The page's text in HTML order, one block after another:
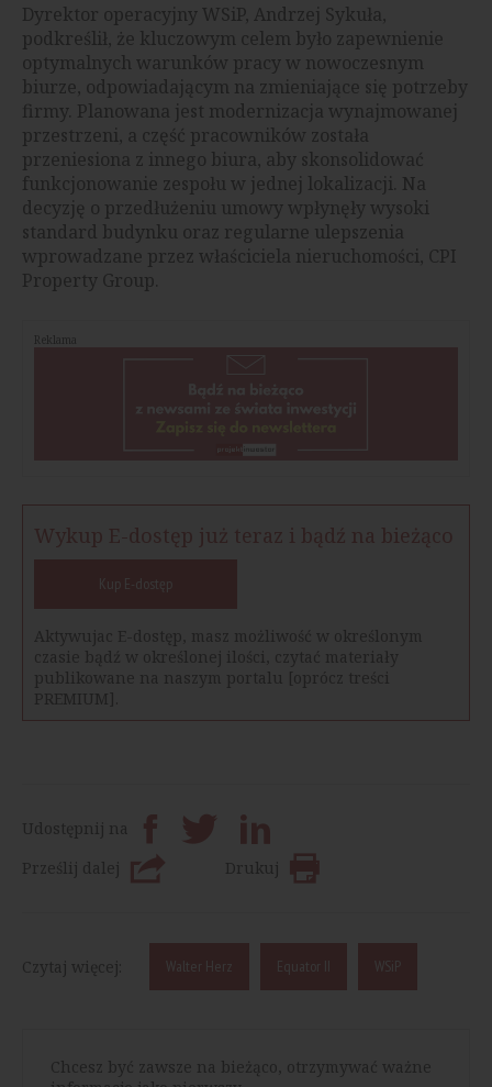
Dyrektor operacyjny WSiP, Andrzej Sykuła,
podkreślił, że kluczowym celem było zapewnienie
optymalnych warunków pracy w nowoczesnym
biurze, odpowiadającym na zmieniające się potrzeby
firmy. Planowana jest modernizacja wynajmowanej
przestrzeni, a część pracowników została
przeniesiona z innego biura, aby skonsolidować
funkcjonowanie zespołu w jednej lokalizacji. Na
decyzję o przedłużeniu umowy wpłynęły wysoki
standard budynku oraz regularne ulepszenia
wprowadzane przez właściciela nieruchomości, CPI
Property Group.
Reklama
Wykup E-dostęp już teraz i bądź na bieżąco
Kup E-dostęp
Aktywujac E-dostęp, masz możliwość w określonym
czasie bądź w określonej ilości, czytać materiały
publikowane na naszym portalu [oprócz treści
PREMIUM].
Udostępnij na
Prześlij dalej
Drukuj
Czytaj więcej: Walter Herz Equator II WSiP
Chcesz być zawsze na bieżąco, otrzymywać ważne